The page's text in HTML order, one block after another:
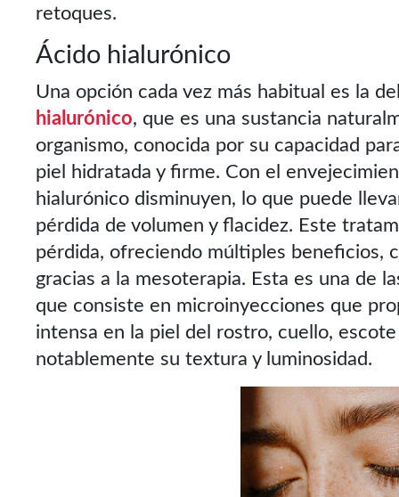
retoques.
Ácido hialurónico
Una opción cada vez más habitual es la
hialurónico, que es una sustancia
organismo, conocida por su capacidad
piel hidratada y firme. Con el
hialurónico disminuyen, lo que puede
pérdida de volumen y flacidez. Este
pérdida, ofreciendo múltiples beneficios,
gracias a la mesoterapia. Esta es una de
que consiste en microinyecciones que
intensa en la piel del rostro, cuello,
notablemente su textura y luminosidad.